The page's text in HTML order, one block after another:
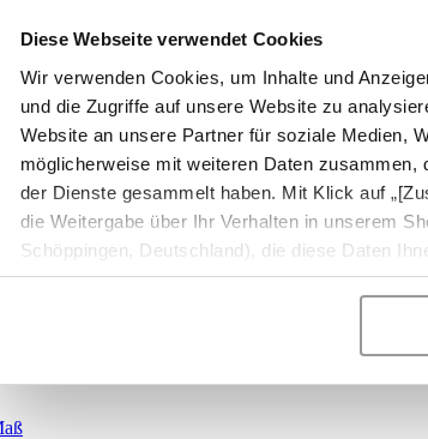
Diese Webseite verwendet Cookies
Wir verwenden Cookies, um Inhalte und
und die Zugriffe auf unsere Website zu
Website an unsere Partner für soziale Medien,
möglicherweise mit weiteren Daten
der Dienste gesammelt haben. Mit Klick auf
die Weitergabe über Ihr Verhalten in unserem
Schöppingen, Deutschland), die diese Daten
Produktverbesserungen,
& Spannlaken
& Aufbewahrung